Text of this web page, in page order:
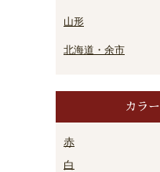
山形
北海道・余市
カラー
赤
白